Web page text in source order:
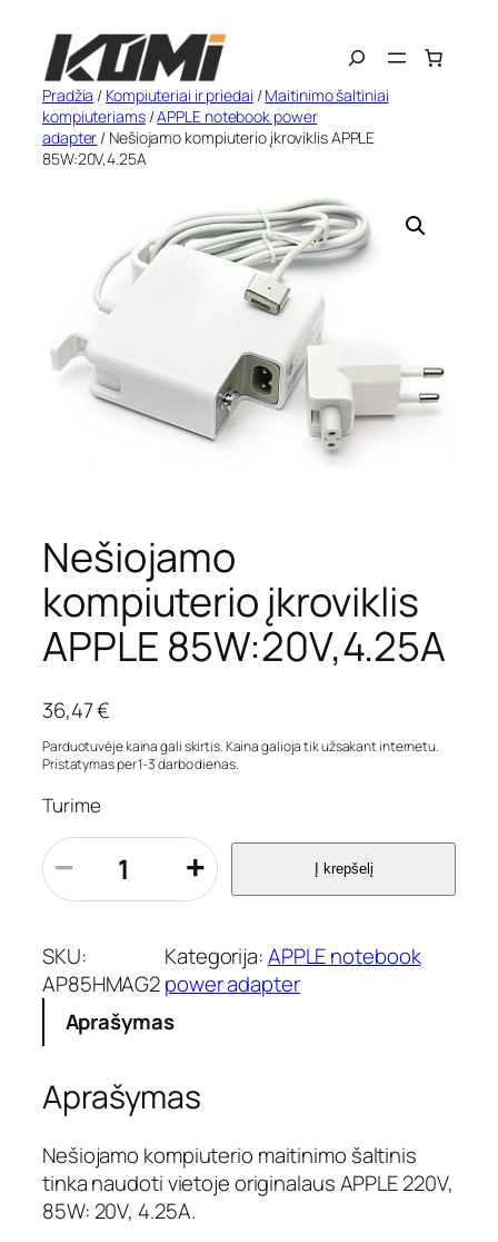
turinio
Search
Pradžia / Kompiuteriai ir priedai /Maitinimo šaltiniai
kompiuteriams/APPLE notebook power
adapter / Nešiojamo kompiuterio įkroviklis APPLE
85W:20V,4.25A
Nešiojamo
kompiuterio įkroviklis
APPLE 85W:20V,4.25A
36,47€
Parduotuvėje kaina gali skirtis. Kaina galioja tik užsakant internetu.
Pristatymas per 1-3 darbo dienas.
Turime
p
r
o
u
k
t
k
e
i
s
:
N
− + Į krepšelį
SKU:
AP85HMAG2
Kategorija:APPLE notebook
power adapter
Aprašymas
Aprašymas
Nešiojamo kompiuterio maitinimo šaltinis
tinka naudoti vietoje originalaus APPLE 220V,
85W: 20V, 4.25A.